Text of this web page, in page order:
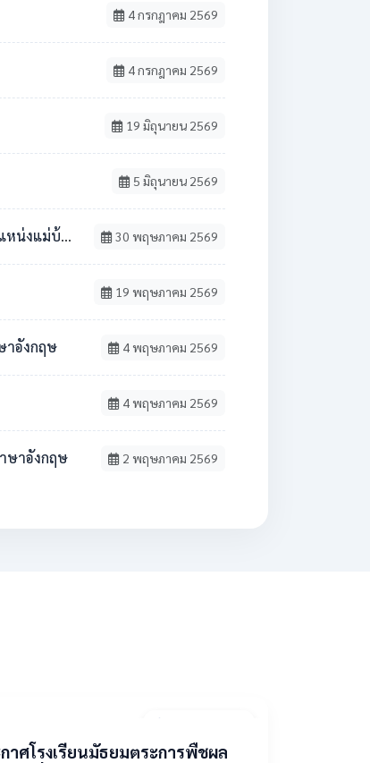
4 กรกฎาคม 2569
4 กรกฎาคม 2569
19 มิถุนายน 2569
5 มิถุนายน 2569
รภารโรง 30 พฤษภาคม 2569
19 พฤษภาคม 2569
าอังกฤษ 4 พฤษภาคม 2569
4 พฤษภาคม 2569
ษาอังกฤษ 2 พฤษภาคม 2569
าศโรงเรียนมัธยมตระการพืชผล